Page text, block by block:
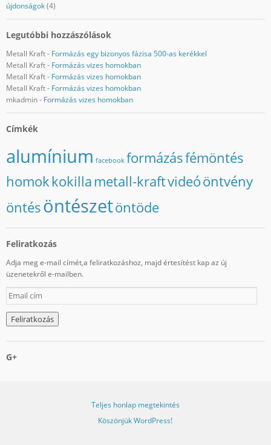
újdonságok(4)
Legutóbbi hozzászólások
Metall Kraft- Formázás egy bizonyos fázisa 500-as kerékkel
Metall Kraft- Formázás vizes homokban
Metall Kraft- Formázás vizes homokban
Metall Kraft- Formázás vizes homokban
mkadmin- Formázás vizes homokban
Címkék
alumínium facebook formázásfémöntés
homokkokillametall-kraftvideóöntvény
öntésöntészetöntöde
Feliratkozás
Adja meg e-mail címét,a feliratkozáshoz, majd értesítést kap az új
üzenetekről e-mailben.
E
m
a
i
l
íG+
Teljes honlap megtekintés
Köszönjük WordPress!